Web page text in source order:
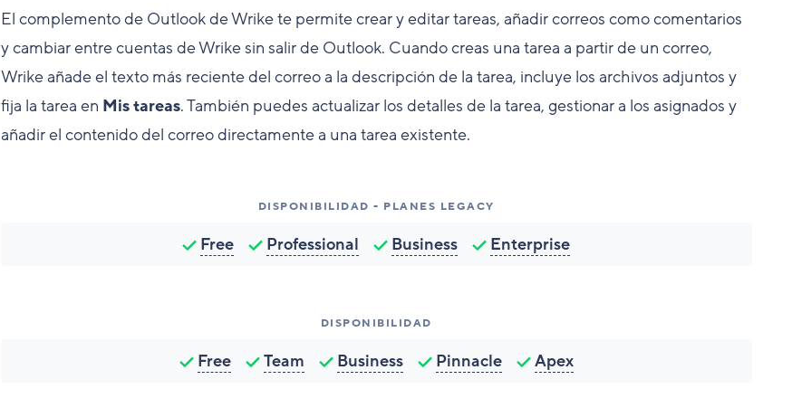
El complemento de Outlook de Wrike te permite crear y editar tareas, añadir correos como comentarios
y cambiar entre cuentas de Wrike sin salir de Outlook. Cuando creas una tarea a partir de un correo,
Wrike añade el texto más reciente del correo a la descripción de la tarea, incluye los archivos adjuntos y
fija la tarea en Mis tareas. También puedes actualizar los detalles de la tarea, gestionar a los asignados y
añadir el contenido del correo directamente a una tarea existente.
DISPONIBILIDAD - PLANES LEGACY
Free Professional Business Enterprise
DISPONIBILIDAD
Free Team Business Pinnacle Apex